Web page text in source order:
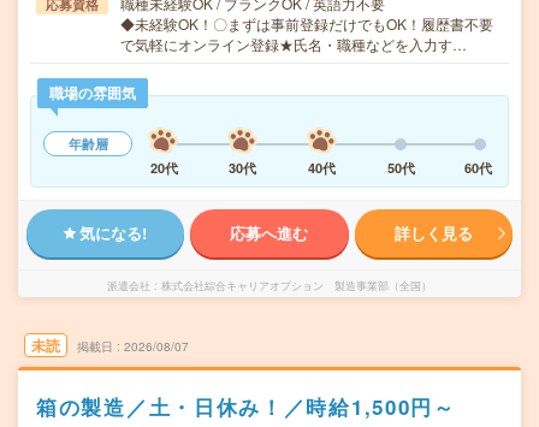
応募資格
◆未経験OK！〇まずは事前登録だけでもOK！履歴書不要
で気軽にオンライン登録★氏名・職種などを入力す…
職場の雰囲気
年齢層
20代
30代 40代 50代 60代
気になる! 応募へ進む 詳しく見る
派遣会社 株式会社綜合キャリアオプション 製造事業部（全国）
未読 掲載日 2026/08/07
箱の製造／土・日休み！／時給1,500円～